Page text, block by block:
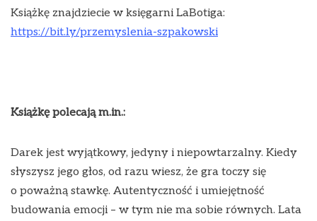
Książkę znajdziecie w księgarni LaBotiga:
https://bit.ly/przemyslenia-szpakowski
Książkę polecają m.in.:
Darek jest wyjątkowy, jedyny i niepowtarzalny. Kiedy
słyszysz jego głos, od razu wiesz, że gra toczy się
o poważną stawkę. Autentyczność i umiejętność
budowania emocji – w tym nie ma sobie równych. Lata